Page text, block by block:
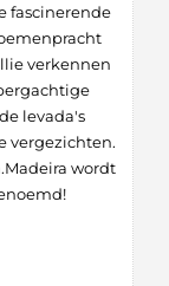
fascinerende
verkennen
levada's
vergezichten.
wordt